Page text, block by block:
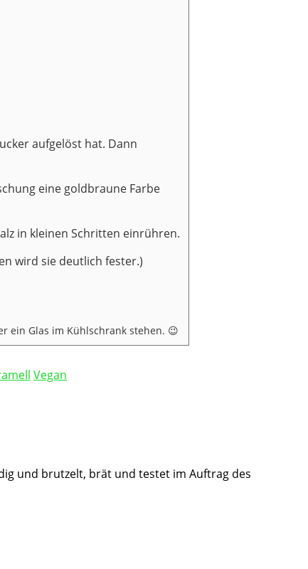
aufgelöst hat. Dann
eine goldbraune Farbe
in kleinen Schritten einrühren.
wird sie deutlich fester.)
ein Glas im Kühlschrank stehen. 😉
Vegan
und brutzelt, brät und testet im Auftrag des